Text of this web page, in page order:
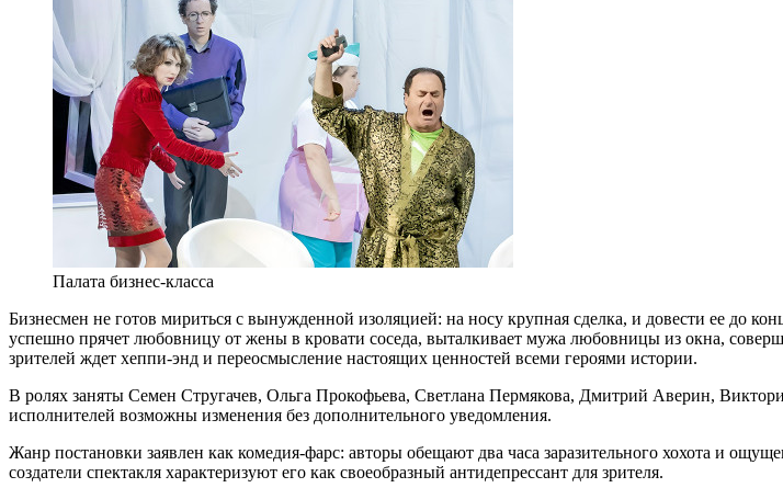
Палата бизнес-класса
Бизнесмен не готов мириться с вынужденной изоляцией: на носу крупная сделка, и довести ее до
успешно прячет любовницу от жены в кровати соседа, выталкивает мужа любовницы из окна,
зрителей ждет хеппи-энд и переосмысление настоящих ценностей всеми героями истории.
В ролях заняты Семен Стругачев, Ольга Прокофьева, Светлана Пермякова, Дмитрий Аверин,
исполнителей возможны изменения без дополнительного уведомления.
Жанр постановки заявлен как комедия-фарс: авторы обещают два часа заразительного хохота и
создатели спектакля характеризуют его как своеобразный антидепрессант для зрителя.